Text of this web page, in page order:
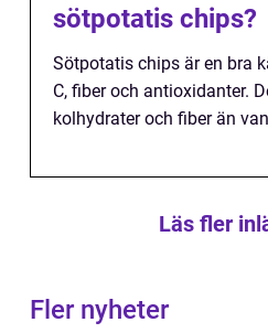
sötpotatis chips?
Sötpotatis chips är en bra
C, fiber och antioxidanter.
kolhydrater och fiber än
Läs fler
Fler nyheter